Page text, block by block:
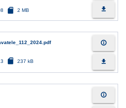
sd_card 2 MB file_download
sd_card 237 kB
info_outline
file_download
info_outline